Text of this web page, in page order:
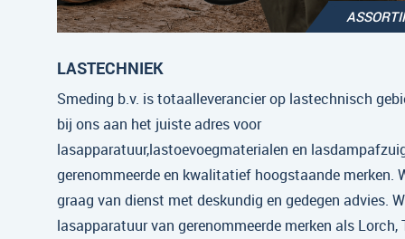
LASTECHNIEK
Smeding b.v. is totaalleverancier op lastechnisch
bij ons aan het juiste adres voor
lasapparatuur,lastoevoegmaterialen en
gerenommeerde en kwalitatief hoogstaande merken.
graag van dienst met deskundig en gedegen advies.
lasapparatuur van gerenommeerde merken als Lorch,